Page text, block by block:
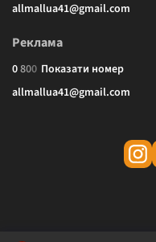
allmallua41@gmail.com
Реклама
0800 Показати номер
allmallua41@gmail.com